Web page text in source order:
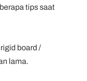
tips saat
board /
lama.